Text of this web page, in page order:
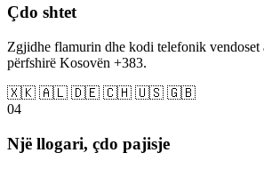
Çdo shtet
Zgjidhe flamurin dhe kodi telefonik
përfshirë Kosovën +383.
🇽🇰 🇦🇱 🇩🇪 🇨🇭 🇺🇸 🇬🇧
04
Një llogari, çdo pajisje